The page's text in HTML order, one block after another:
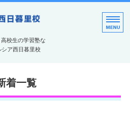
エクセルシア西日暮
校生の学習塾な
シア西日暮里校
着一覧